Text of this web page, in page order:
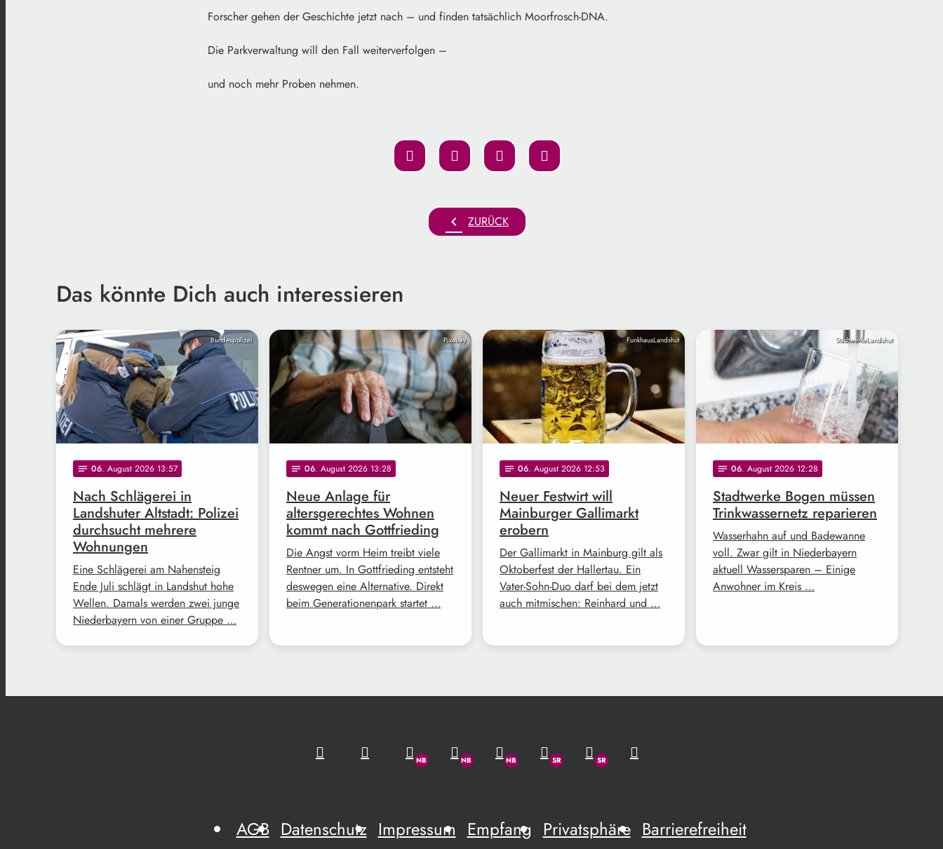
Forscher gehen der Geschichte jetzt nach – und finden tatsächlich Moorfrosch-DNA.
Die Parkverwaltung will den Fall weiterverfolgen –
und noch mehr Proben nehmen.
chevron_left ZURÜCK
Das könnte Dich auch interessieren
Bundespolizei
notes 06. August 2026 13:57
Nach Schlägerei in
Landshuter Altstadt: Polizei
durchsucht mehrere
Wohnungen
Eine Schlägerei am Nahensteig
Ende Juli schlägt in Landshut hohe
Wellen. Damals werden zwei junge
Niederbayern von einer Gruppe …
Pixabay
notes 06. August 2026 13:28
Neue Anlage für
altersgerechtes Wohnen
kommt nach Gottfrieding
Die Angst vorm Heim treibt viele
Rentner um. In Gottfrieding entsteht
deswegen eine Alternative. Direkt
beim Generationenpark startet …
FunkhausLandshut
notes 06. August 2026 12:53
Neuer Festwirt will
Mainburger Gallimarkt
erobern
Der Gallimarkt in Mainburg gilt als
Oktoberfest der Hallertau. Ein
Vater-Sohn-Duo darf bei dem jetzt
auch mitmischen: Reinhard und …
StadtwerkeLandshut
notes 06. August 2026 12:28
Stadtwerke Bogen müssen
Trinkwassernetz reparieren
Wasserhahn auf und Badewanne
voll. Zwar gilt in Niederbayern
aktuell Wassersparen – Einige
Anwohner im Kreis …
AGB Datenschutz Impressum Empfang Privatsphäre Barrierefreiheit